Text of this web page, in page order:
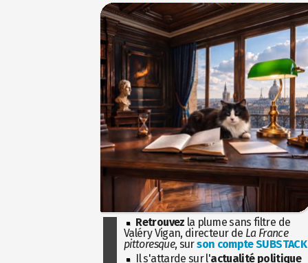
Retrouvez la plume sans filtre de
Valéry Vigan, directeur de La France
pittoresque, surson compte SUBSTACK
Il s'attarde sur l'actualité politique